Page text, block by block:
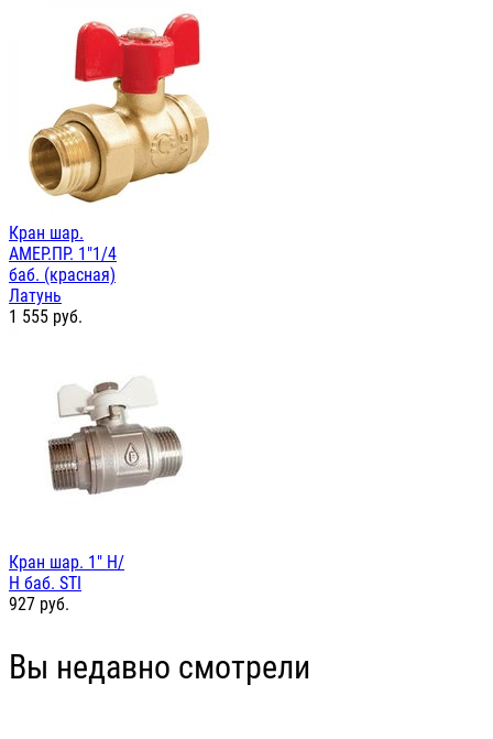
Кран шар.
АМЕР.ПР. 1"1/4
баб. (красная)
Латунь
1 555 руб.
Кран шар. 1" Н/
Н баб. STI
927 руб.
Вы недавно смотрели